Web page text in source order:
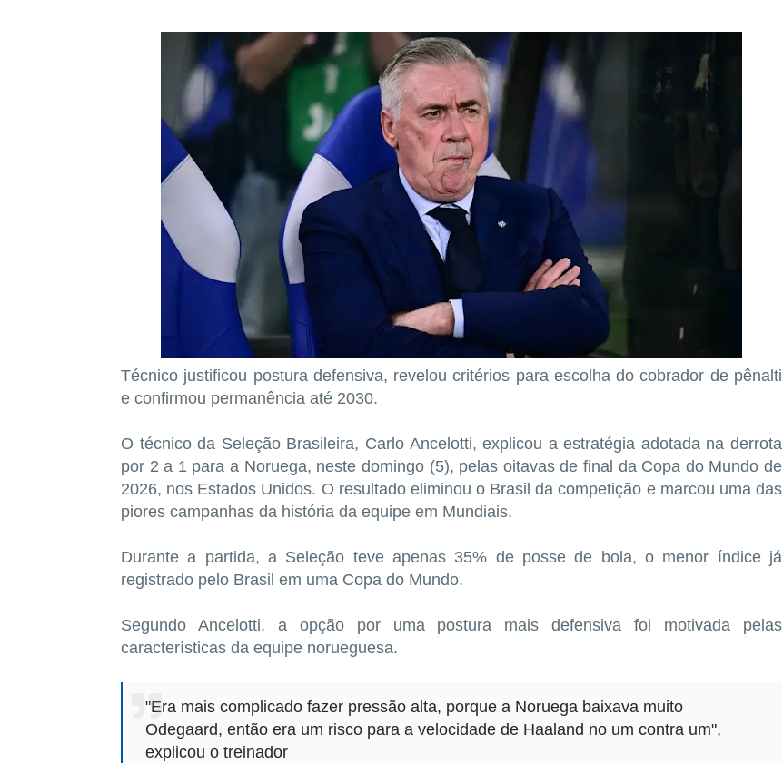
Técnico justificou postura defensiva, revelou critérios para escolha do cobrador de pênalti
e confirmou permanência até 2030.
O técnico da Seleção Brasileira, Carlo Ancelotti, explicou a estratégia adotada na derrota
por 2 a 1 para a Noruega, neste domingo (5), pelas oitavas de final da Copa do Mundo de
2026, nos Estados Unidos. O resultado eliminou o Brasil da competição e marcou uma das
piores campanhas da história da equipe em Mundiais.
Durante a partida, a Seleção teve apenas 35% de posse de bola, o menor índice já
registrado pelo Brasil em uma Copa do Mundo.
Segundo Ancelotti, a opção por uma postura mais defensiva foi motivada pelas
características da equipe norueguesa.
"Era mais complicado fazer pressão alta, porque a Noruega baixava muito
Odegaard, então era um risco para a velocidade de Haaland no um contra um",
explicou o treinador